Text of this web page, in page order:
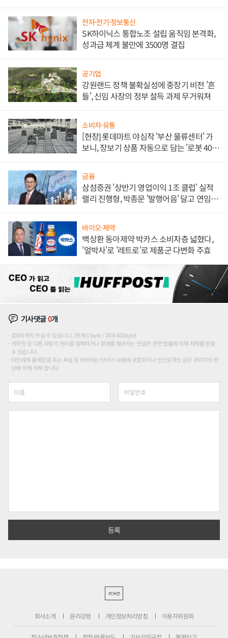
전자·전기·정보통신
SK하이닉스 통합노조 설립 움직임 본격화,
성과급 체계 불만에 3500명 결집
공기업
강원랜드 정책 불확실성에 중장기 비전 '흔
들', 신임 사장의 정부 설득 과제 무거워져
소비자·유통
[현장] 롯데마트 야심작 '부산 물류센터' 가
보니, 장보기 상품 자동으로 담는 '로봇 400
금융
삼섬증권 '상반기 영업이익 1조 클럽' 실적
랠리 진행형, 박종문 '발행어음' 달고 연임 향
바이오·제약
백상환 동아제약 박카스 소비자층 넓혔다,
'얼박사'로 '레트로'로 제품군 다변화 주효
기사댓글0개
200자까지 쓰실 수 있습니다. (현재 0 byte / 최대 400byte)
저작권 등 다른 사람의 권리를 침해하거나 명예를 훼손하는 댓글은 관련 법률에 의해 제재를 받을
수 있습니다.
타인에게 불쾌감을 주는 욕설 등 비하하는 단어가 내용에 포함되거나 인신공격성 글은 관리자의 판
단에 의해 삭제 합니다.
PC버전
회사소개 윤리강령 개인정보처리방침 이용자위원회